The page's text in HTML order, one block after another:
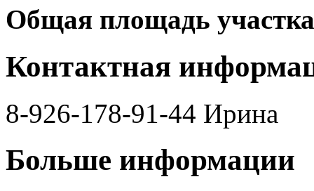
Общая площадь
Контактная
8-926-178-91-44 Ирина
Больше информации